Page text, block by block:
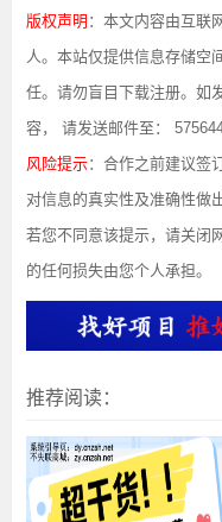
版权声明 ：本文内容由互联
人。本站仅提供信息存储空
任。请勿盲目下载注册。如
容， 请发送邮件至：
风险提示：合作之前建议签
对信息的真实性及准确性做
若您不同意该提示，请关闭
的任何损失由您个人承担。
推荐阅读：